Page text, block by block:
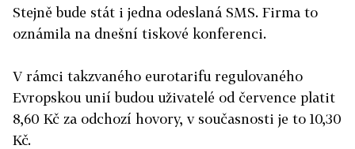
Stejně bude stát i jedna odeslaná SMS. Firma to
oznámila na dnešní tiskové konferenci.
V rámci takzvaného eurotarifu regulovaného
Evropskou unií budou uživatelé od července platit
8,60 Kč za odchozí hovory, v současnosti je to 10,30
Kč.